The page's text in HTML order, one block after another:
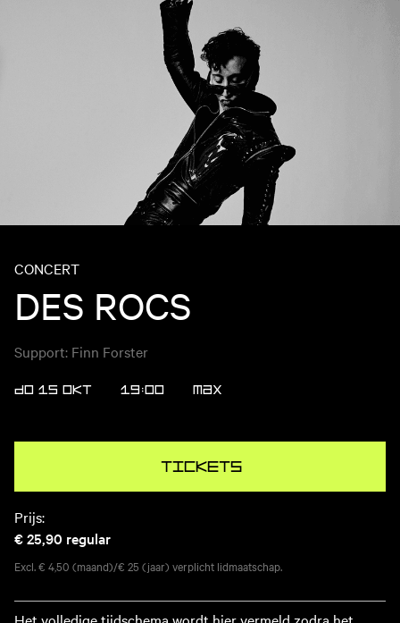
CONCERT
DES ROCS
Support: Finn Forster
DO 15 OKT 19:00 MAX
Tickets
Prijs:
€ 25,90 regular
Excl. € 4,50 (maand)/€ 25 (jaar) verplicht lidmaatschap.